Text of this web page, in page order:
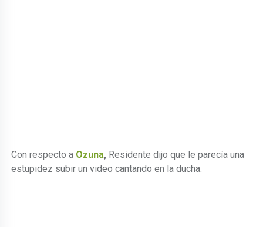
Con respecto a Ozuna, Residente dijo que le parecía una
estupidez subir un video cantando en la ducha.